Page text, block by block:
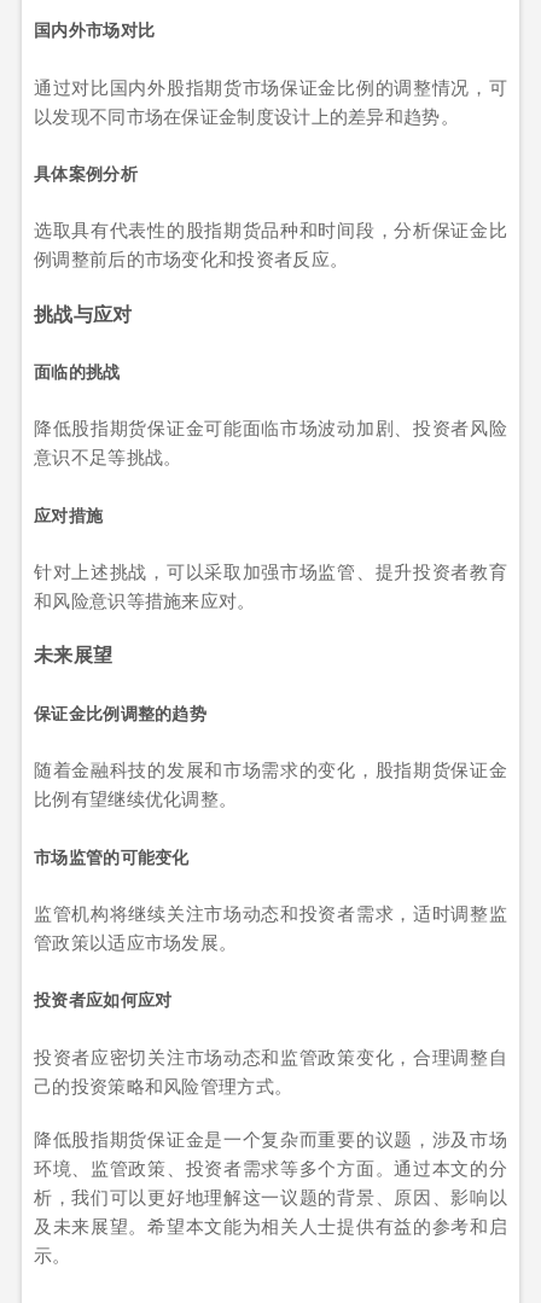
国内外市场对比
通过对比国内外股指期货市场保证金比例的调整情况，可
以发现不同市场在保证金制度设计上的差异和趋势。
具体案例分析
选取具有代表性的股指期货品种和时间段，分析保证金比
例调整前后的市场变化和投资者反应。
挑战与应对
面临的挑战
降低股指期货保证金可能面临市场波动加剧、投资者风险
意识不足等挑战。
应对措施
针对上述挑战，可以采取加强市场监管、提升投资者教育
和风险意识等措施来应对。
未来展望
保证金比例调整的趋势
随着金融科技的发展和市场需求的变化，股指期货保证金
比例有望继续优化调整。
市场监管的可能变化
监管机构将继续关注市场动态和投资者需求，适时调整监
管政策以适应市场发展。
投资者应如何应对
投资者应密切关注市场动态和监管政策变化，合理调整自
己的投资策略和风险管理方式。
降低股指期货保证金是一个复杂而重要的议题，涉及市场
环境、监管政策、投资者需求等多个方面。通过本文的分
析，我们可以更好地理解这一议题的背景、原因、影响以
及未来展望。希望本文能为相关人士提供有益的参考和启
示。